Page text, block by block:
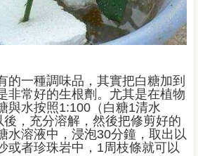
的一種調味品，其實把白糖加到
非常好的生根劑。尤其是在植物
與水按照1:100（白糖1清水
，充分溶解，然後把修剪好的
水溶液中，浸泡30分鐘，取出以
或者珍珠岩中，1周枝條就可以